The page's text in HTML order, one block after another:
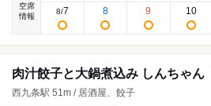
空席
情報
8/7 8 9 10
肉汁餃子と大鍋煮込み しんちゃん
西九条駅 51m / 居酒屋、餃子